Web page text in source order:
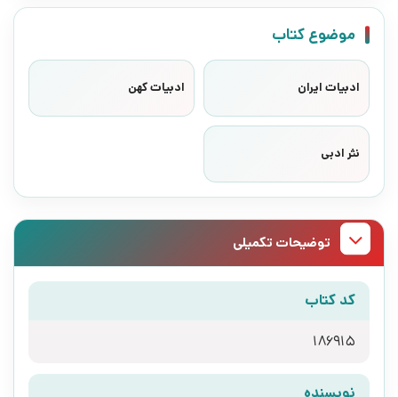
موضوع کتاب
ادبیات ایران ادبیات کهن
نثر ادبی
توضیحات تکمیلی
کد کتاب
186915